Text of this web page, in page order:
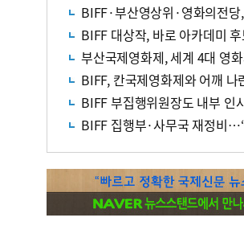
BIFF·부산영상위·영화의전
BIFF 대상작, 바로 아카데미
부산국제영화제, 세계 4대 영
BIFF, 칸국제영화제와 어깨 나
BIFF 부집행위원장도 내부
BIFF 집행부·사무국 재정비